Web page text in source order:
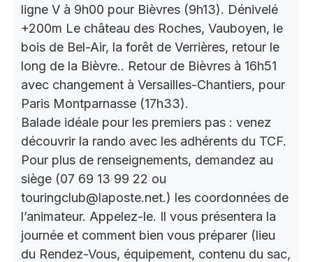
ligne V à 9h00 pour Bièvres (9h13). Dénivelé
+200m Le château des Roches, Vauboyen, le
bois de Bel-Air, la forêt de Verrières, retour le
long de la Bièvre.. Retour de Bièvres à 16h51
avec changement à Versailles-Chantiers, pour
Paris Montparnasse (17h33).
Balade idéale pour les premiers pas : venez
découvrir la rando avec les adhérents du TCF.
Pour plus de renseignements, demandez au
siège (07 69 13 99 22 ou
touringclub@laposte.net.) les coordonnées de
l’animateur. Appelez-le. Il vous présentera la
journée et comment bien vous préparer (lieu
du Rendez-Vous, équipement, contenu du sac,